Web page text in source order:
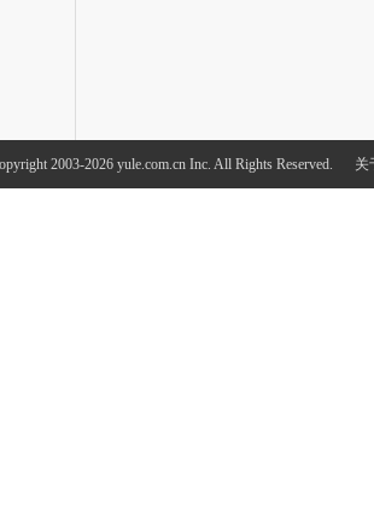
2003-2026 yule.com.cn Inc. All Rights Reserved. 关